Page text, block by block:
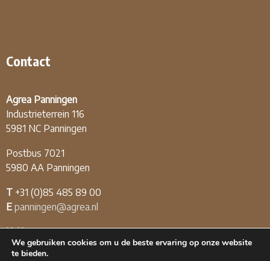
Contact
Agrea Panningen
Industrieterrein 116
5981 NC Panningen
Postbus 7021
5980 AA Panningen
T +31 (0)85 485 89 00
E panningen@agrea.nl
KvK12.04.03.09
BTWNL808226174B01
We gebruiken cookies om u de beste ervaring op onze website
te bieden.